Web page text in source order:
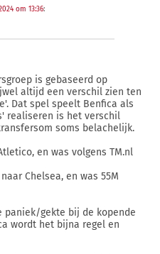
om 13:36:
is gebaseerd op
altijd een verschil zien ten
Dat spel speelt Benfica als
realiseren is het verschil
soms belachelijk.
en was volgens TM.nl
Chelsea, en was 55M
gekte bij de kopende
wordt het bijna regel en